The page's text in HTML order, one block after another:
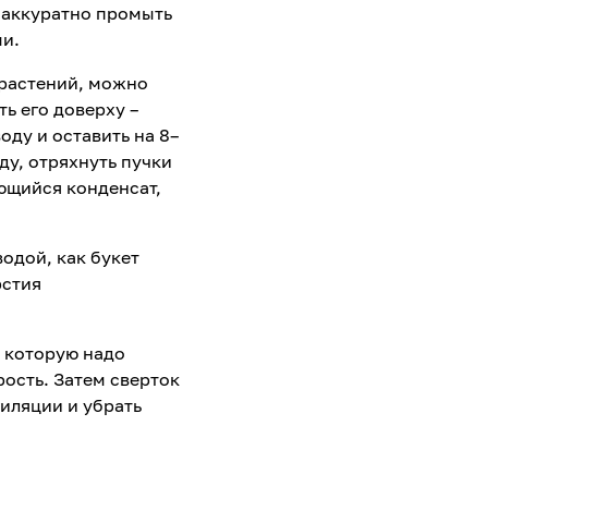
промыть
можно
его доверху –
и оставить на 8–
отряхнуть пучки
конденсат,
как букет
которую надо
Затем сверток
и убрать